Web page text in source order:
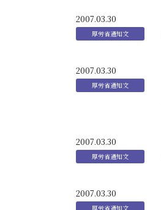
2007.03.30
2007.03.30
2007.03.30
2007.03.30